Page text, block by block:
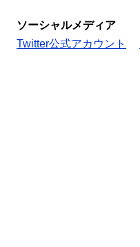
ソーシャルメディア
Twitter公式アカウント